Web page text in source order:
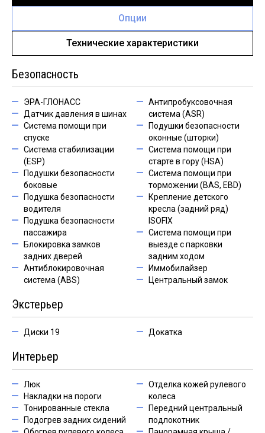
Опции
Технические характеристики
Безопасность
ЭРА-ГЛОНАСС
Датчик давления в шинах
Система помощи при
спуске
Система стабилизации
(ESP)
Подушки безопасности
боковые
Подушка безопасности
водителя
Подушка безопасности
пассажира
Блокировка замков
задних дверей
Антиблокировочная
система (ABS)
Антипробуксовочная
система (ASR)
Подушки безопасности
оконные (шторки)
Система помощи при
старте в гору (HSA)
Система помощи при
торможении (BAS, EBD)
Крепление детского
кресла (задний ряд)
ISOFIX
Система помощи при
выезде с парковки
задним ходом
Иммобилайзер
Центральный замок
Экстерьер
Диски 19 Докатка
Интерьер
Люк
Накладки на пороги
Тонированные стекла
Подогрев задних сидений
Отделка кожей рулевого
колеса
Передний центральный
подлокотник